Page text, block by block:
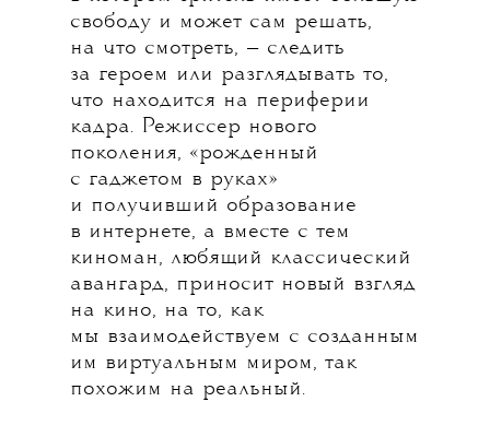
свободу и может сам решать,
на что смотреть, — следить
за героем или разглядывать то,
что находится на периферии
кадра. Режиссер нового
поколения, «рожденный
с гаджетом в руках»
и получивший образование
в интернете, а вместе с тем
киноман, любящий классический
авангард, приносит новый взгляд
на кино, на то, как
мы взаимодействуем с созданным
им виртуальным миром, так
похожим на реальный.